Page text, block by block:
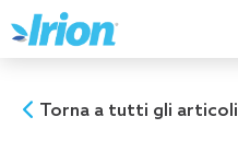
al
contenuto
Torna a tutti gli articoli